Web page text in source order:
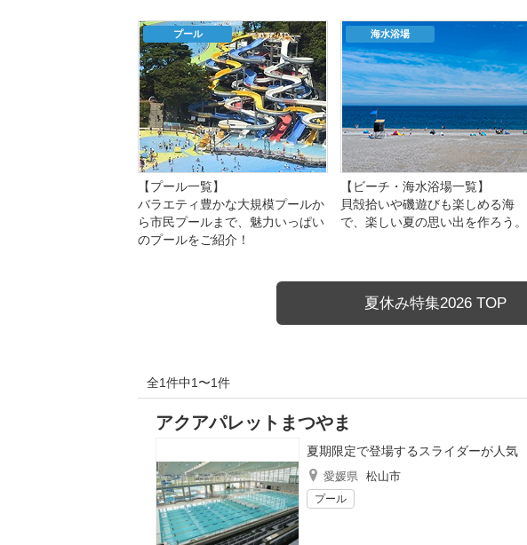
プール
【プール一覧】
バラエティ豊かな大規模プールか
ら市民プールまで、魅力いっぱい
のプールをご紹介！
海水浴場
【ビーチ・海水浴場一覧】
貝殻拾いや磯遊びも楽しめる海
で、楽しい夏の思い出を作ろう。
夏休み特集2026 TOP
全1件中1〜1件
アクアパレットまつやま
夏期限定で登場するスライダーが人気
愛媛県 松山市
プール